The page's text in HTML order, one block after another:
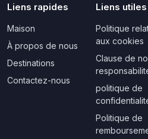
Liens rapides
Maison
À propos de nous
Destinations
Contactez-nous
Liens utiles
Politique
aux cookies
Clause de
politique de
Politique de